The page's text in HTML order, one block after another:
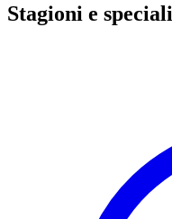
Stagioni e speciali